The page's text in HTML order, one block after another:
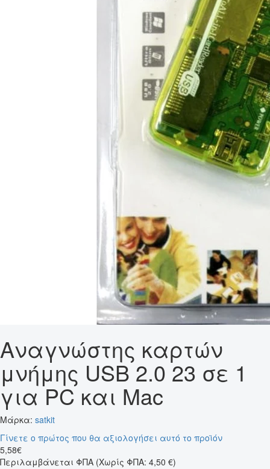
Αναγνώστης καρτών
μνήμης USB 2.0 23 σε 1
για PC και Mac
Μάρκα: satkit
Γίνετε ο πρώτος που θα αξιολογήσει αυτό το προϊόν
5,58€
Περιλαμβάνεται ΦΠΑ (Χωρίς ΦΠΑ: 4,50 €)